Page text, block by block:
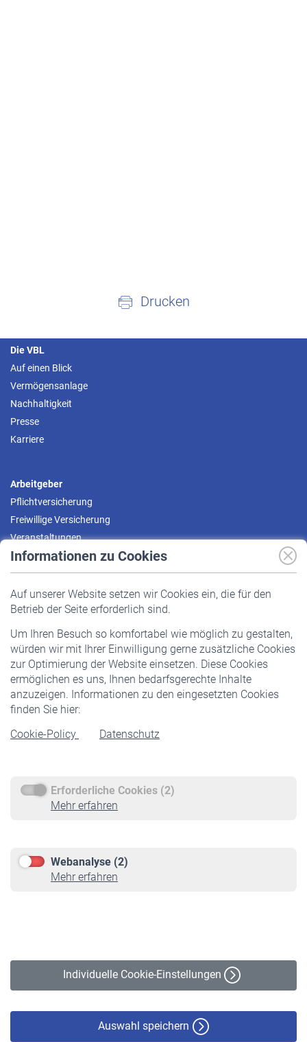
Informationen zu Cookies
Auf unserer Website setzen wir Cookies ein, die für den
Betrieb der Seite erforderlich sind.
Um Ihren Besuch so komfortabel wie möglich zu gestalten,
würden wir mit Ihrer Einwilligung gerne zusätzliche Cookies
zur Optimierung der Website einsetzen. Diese Cookies
ermöglichen es uns, Ihnen bedarfsgerechte Inhalte
anzuzeigen. Informationen zu den eingesetzten Cookies
finden Sie hier:
Cookie-Policy
Datenschutz
Erforderliche Cookies (2)
Mehr erfahren
Webanalyse (2)
Mehr erfahren
Individuelle Cookie-Einstellungen
Auswahl speichern
Drucken
Die VBL
Auf einen Blick
Vermögensanlage
Nachhaltigkeit
Presse
Karriere
Arbeitgeber
Pflichtversicherung
Freiwillige Versicherung
Veranstaltungen
Pflichtversicherung
Staatliche Förderung
Veranstaltungen
Rentner
Rentenbeginn
Rente beantragen
Service
Informationen
Online-Rechner
VBLnewsletter
Erklärung zur Barrierefreiheit